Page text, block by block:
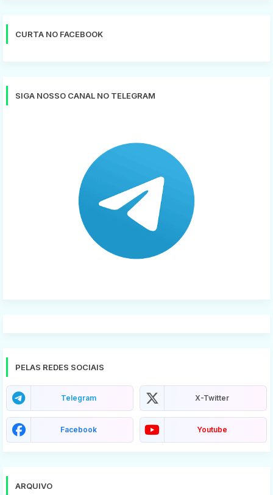
CURTA NO FACEBOOK
SIGA NOSSO CANAL NO TELEGRAM
PELAS REDES SOCIAIS
Telegram X-Twitter
Facebook Youtube
ARQUIVO